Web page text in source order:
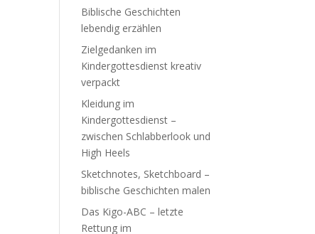
Biblische Geschichten
lebendig erzählen
Zielgedanken im
Kindergottesdienst kreativ
verpackt
Kleidung im
Kindergottesdienst –
zwischen Schlabberlook und
High Heels
Sketchnotes, Sketchboard –
biblische Geschichten malen
Das Kigo-ABC – letzte
Rettung im